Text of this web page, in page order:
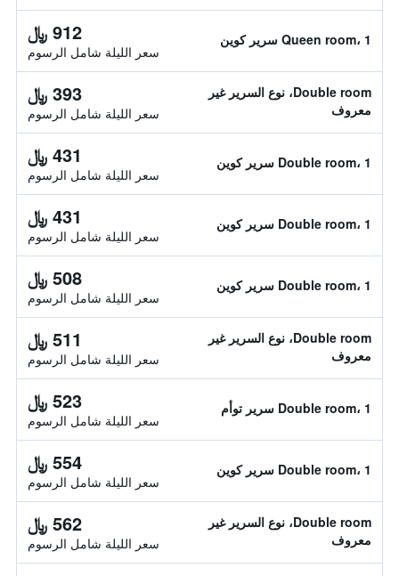
Queen room، 1 سرير كوين 912 ﷼
سعر الليلة شامل الرسوم
Double room، نوع السرير غير
معروف
393 ﷼
سعر الليلة شامل الرسوم
Double room، 1 سرير كوين 431 ﷼
سعر الليلة شامل الرسوم
Double room، 1 سرير كوين 431 ﷼
سعر الليلة شامل الرسوم
Double room، 1 سرير كوين 508 ﷼
سعر الليلة شامل الرسوم
Double room، نوع السرير غير
معروف
511 ﷼
سعر الليلة شامل الرسوم
Double room، 1 سرير توأم 523 ﷼
سعر الليلة شامل الرسوم
Double room، 1 سرير كوين 554 ﷼
سعر الليلة شامل الرسوم
Double room، نوع السرير غير
معروف
562 ﷼
سعر الليلة شامل الرسوم